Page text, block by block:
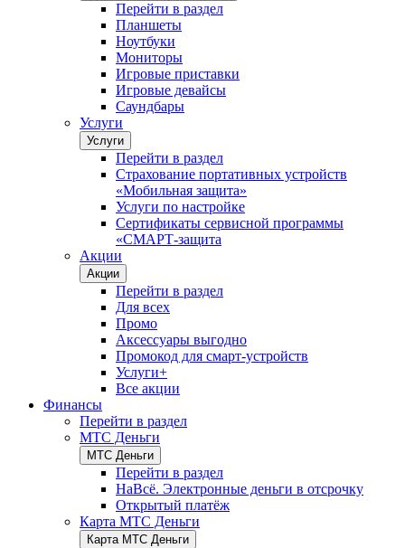
Перейти в раздел
Планшеты
Ноутбуки
Мониторы
Игровые приставки
Игровые девайсы
Саундбары
Услуги
Услуги
Перейти в раздел
Страхование портативных устройств
«Мобильная защита»
Услуги по настройке
Сертификаты сервисной программы
«СМАРТ-защита
Акции
Акции
Перейти в раздел
Для всех
Промо
Аксессуары выгодно
Промокод для смарт-устройств
Услуги+
Все акции
Финансы
Перейти в раздел
МТС Деньги
МТС Деньги
Перейти в раздел
НаВсё. Электронные деньги в отсрочку
Открытый платёж
Карта МТС Деньги
Карта МТС Деньги